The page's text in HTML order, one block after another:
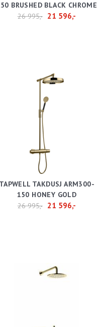
BRUSHED BLACK CHROME
26 995,- 21 596,-
TAPWELL TAKDUSJ ARM300-
150 HONEY GOLD
26 995,- 21 596,-